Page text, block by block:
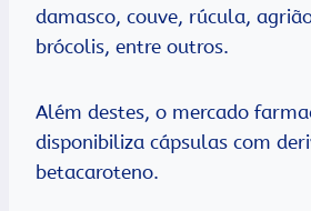
damasco, couve, rúcula,
brócolis, entre outros.
Além destes, o mercado
disponibiliza cápsulas com
betacaroteno.